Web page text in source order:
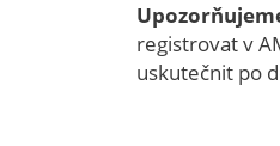
registrovat v
uskutečnit po